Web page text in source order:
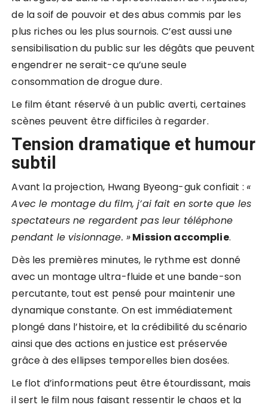
de la soif de pouvoir et des abus commis par les
plus riches ou les plus sournois. C’est aussi une
sensibilisation du public sur les dégâts que peuvent
engendrer ne serait-ce qu’une seule
consommation de drogue dure.
Le film étant réservé à un public averti, certaines
scènes peuvent être difficiles à regarder.
Tension dramatique et humour
subtil
Avant la projection, Hwang Byeong-guk confiait : «
Avec le montage du film, j’ai fait en sorte que les
spectateurs ne regardent pas leur téléphone
pendant le visionnage. »Mission accomplie.
Dès les premières minutes, le rythme est donné
avec un montage ultra-fluide et une bande-son
percutante, tout est pensé pour maintenir une
dynamique constante. On est immédiatement
plongé dans l’histoire, et la crédibilité du scénario
ainsi que des actions en justice est préservée
grâce à des ellipses temporelles bien dosées.
Le flot d’informations peut être étourdissant, mais
il sert le film nous faisant ressentir le chaos et la